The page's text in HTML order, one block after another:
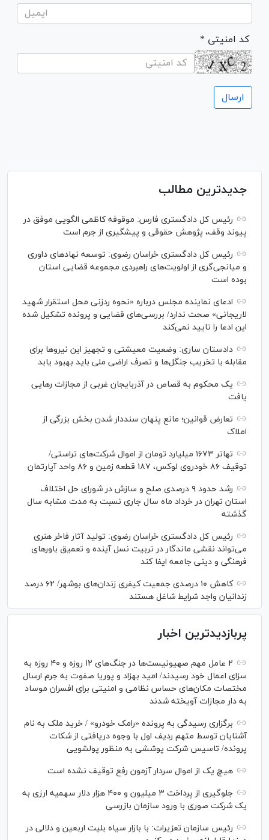
* کد امنیتی
جدیدترین مطالب
رئیس کل دادگستری فارس: موقوفه کاظمی الگویی موفق در
پیوند وقف، پژوهش حقوقی و پیشگیری از جرم است
رئیس کل دادگستری خراسان رضوی: توسعه نهاد‌های داوری
و میانجی‌گری از اولویت‌های راهبردی مجموعه قضایی استان
بوده است
ادعای نماینده مجلس درباره «نحوه ردزنی محل استقرار شهید
لاریجانی» صحت ندارد/ بررسی‌های قضایی و پرونده تشکیل شده
این ادعا را تایید نمی‌کند
دادستان ساری: وضعیت معیشتی و تجهیز این نیرو‌ها برای
مقابله با تخریب جنگل‌ها و تصرف اراضی ملی باید بهبود یابد
یک محکوم به قصاص در آذربایجان‌ غربی از مجازات رهایی
یافت
تعارض قوانین؛ مانع پنهان سنددار شدن بخش بزرگی از
املاک
تهاتر ۱۶۷۳ میلیارد تومان از اموال شرکت‌های تراستی/
توقیف ۸۶ خودروی لوکس، ۱۸۷ قطعه زمین و ۸۶ واحد آپارتمان
رشد حدود ۹ درصدی صلح و سازش در شورای حل اختلاف
استان تهران در خرداد ماه سال جاری نسبت به مدت مشابه سال
گذشته
رئیس کل دادگستری خراسان رضوی: تولید آثار فاخر هنری
می‌تواند نقشی ماندگار در تربیت نسل آینده و تعمیق باور‌های
فرهنگی و دینی جامعه ایفا کند
کاهش ۱۰ درصدی جمعیت کیفری زندان‌های بوشهر/ ۶۲ درصد
زندانیان واجد شرایط شاغل هستند
پربازدیدترین اخبار
۲ عامل مهم صهیونیست‌ها در جنگ‌های ۱۲ روزه و ۴۰ روزه به
سزای اعمال خود رسیدند/ امید بهزاد و پوریا صفوت به جرم ارسال
مختصات مکان‌های حساس نظامی و امنیتی برای افسران موساد
به دار مجازات آویخته شدند
برگزاری رسیدگی به پرونده «رامک خودرو» / خرید ملک به نام
آشنایان توسط متهم ردیف اول با وجوه دریافتی از شکات
پرونده/ تاسیس شرکت پوششی به منظور پولشویی
هیچ یک از اموال سردار آزمون رفع توقیف نشده است
جلوگیری از پرداخت ۳ میلیون و ۴۰۰ هزار دلار سهمیه ارزی به
یک شرکت صوری با ورود سازمان بازرسی
رئیس سازمان تعزیرات: با بازار سیاه بلیت اربعین و دلالی در